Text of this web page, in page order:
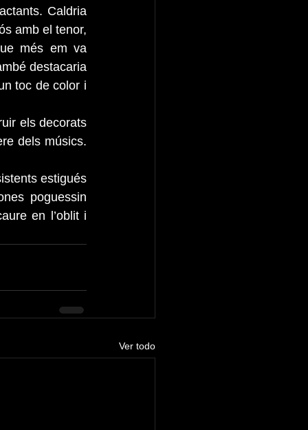
Caldria
amb el tenor,
més em va
destacaria
toc de color i
els decorats
dels músics.
estigués
poguessin
en l’oblit i
Ver todo